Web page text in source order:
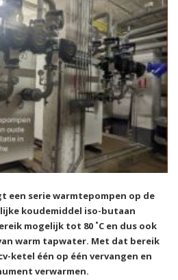
een serie warmtepompen op de
koudemiddel iso-butaan
mogelijk tot 80 ˚C en dus ook
warm tapwater. Met dat bereik
ketel één op één vervangen en
verwarmen.